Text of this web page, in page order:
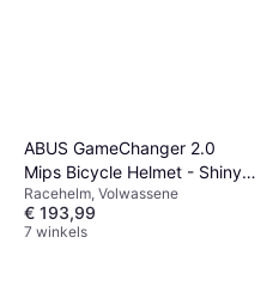
ABUS GameChanger 2.0
Mips Bicycle Helmet - Shiny
White
Racehelm, Volwassene
€ 193,99
7 winkels